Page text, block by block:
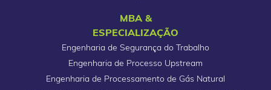
MBA &
ESPECIALIZAÇÃO
Engenharia de Segurança do Trabalho
Engenharia de Processo Upstream
Engenharia de Processamento de Gás Natural